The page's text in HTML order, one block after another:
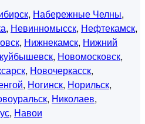
, Набережные Челны,
, Невинномысск, Нефтекамск,
, Нижнекамск, Нижний
, Новомосковск,
, Новочеркасск,
, Ногинск, Норильск,
, Николаев,
, Навои